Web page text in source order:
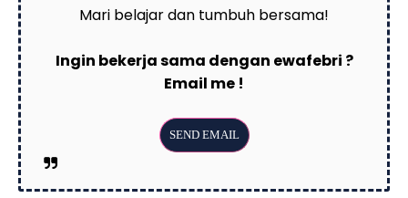
Mari belajar dan tumbuh bersama!
Ingin bekerja sama dengan ewafebri ?
Email me !